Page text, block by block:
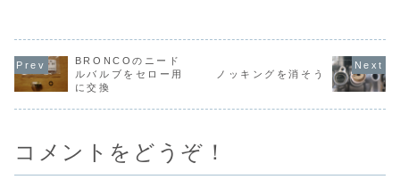
した。
ーキフルードを注
入した記事です。
は、和休が心を込
か考えた記
す。
BRONCOのニード
ルバルブをセロー用
に交換
ノッキングを消そう
コメントをどうぞ！